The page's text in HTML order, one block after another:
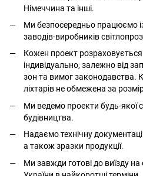
Німеччина та інші.
Ми безпосередньо працюємо
заводів-виробників
Кожен проект
індивідуально, залежно від
зон та вимог законодавства.
ліхтарів не обмежена за
Ми ведемо проекти будь-якої
будівництва.
Надаємо технічну
а також зразки продукції.
Ми завжди готові до виїзду на